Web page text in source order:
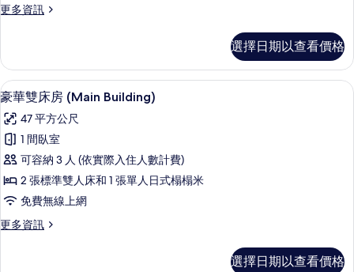
築
所
有
相
片
更多資訊
更
附
屬
建
的
詳
選擇日期以查看價格
顯
示
豪
華
雙
床
房
(Main
羽絨被、客房內保險箱、遮光布/窗簾
13
豪華雙床房 (Main Building)
47 平方公尺
1 間臥室
可容納 3 人 (依實際入住人數計費)
2 張標準雙人床和 1 張單人日式榻榻米
免費無線上網
更多資訊
更
選擇日期以查看價格